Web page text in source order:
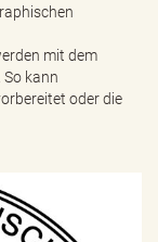
mit dem
kann
oder die